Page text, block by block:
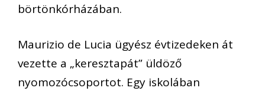
börtönkórházában.
Maurizio de Lucia ügyész évtizedeken át
vezette a „keresztapát” üldöző
nyomozócsoportot. Egy iskolában